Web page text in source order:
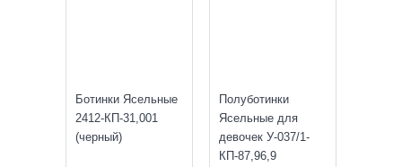
Ботинки Ясельные
2412-КП-31,001
(черный)
Полуботинки
Ясельные для
девочек У-037/1-
КП-87,96,9